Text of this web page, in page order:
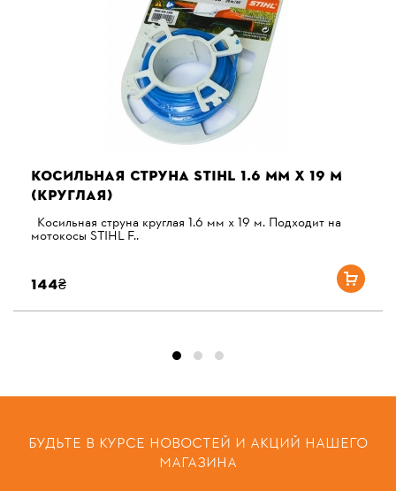
КОСИЛЬНАЯ СТРУНА STIHL 1.6 ММ Х 19 М
(КРУГЛАЯ)
Косильная струна круглая 1.6 мм х 19 м. Подходит на
мотокосы STIHL F..
144₴
БУДЬТЕ В КУРСЕ НОВОСТЕЙ И АКЦИЙ НАШЕГО
МАГАЗИНА